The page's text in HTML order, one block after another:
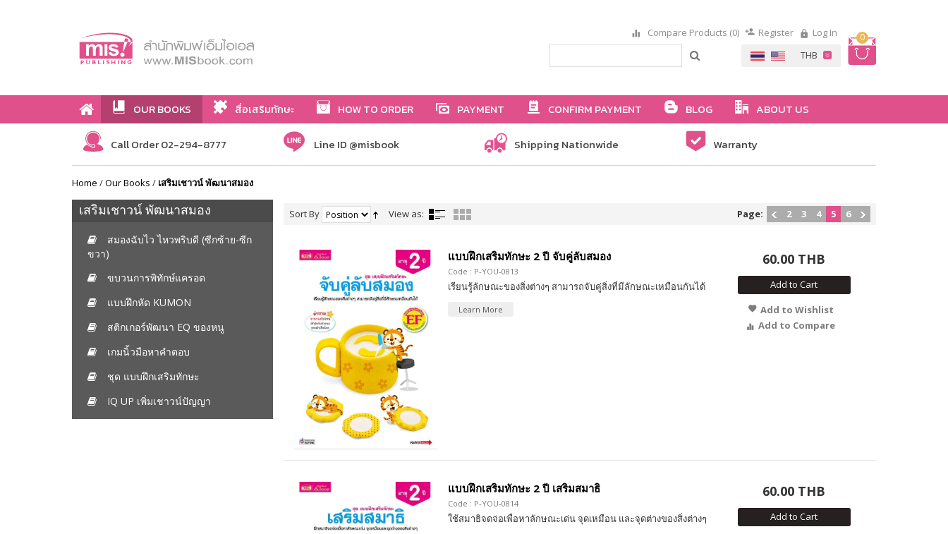
0
Compare Products (0) Register Log In
OUR BOOKS สื่อเสริมทักษะ HOW TO ORDER PAYMENT CONFIRM PAYMENT BLOG ABOUT US
Call Order 02-294-8777 Line ID @misbook Shipping Nationwide Warranty
Home /Our Books / เสริมเชาวน์ พัฒนาสมอง
เสริมเชาวน์ พัฒนาสมอง
สมองฉับไว ไหวพริบดี (ซีกซ้าย-ซีก
ขวา)
ขบวนการพิทักษ์แครอต
แบบฝึกหัด KUMON
สติกเกอร์พัฒนา EQ ของหนู
เกมนิ้วมือหาคำตอบ
ชุด แบบฝึกเสริมทักษะ
IQ UP เพิ่มเชาวน์ปัญญา
Sort By View as: Page: 2 3 4 5 6
แบบฝึกเสริมทักษะ 2 ปี จับคู่ลับสมอง
Code : P-YOU-0813
เรียนรู้ลักษณะของสิ่งต่างๆ สามารถจับคู่สิ่งที่มีลักษณะเหมือนกันได้
Learn More
60.00 THB
Add to Cart
Add to Wishlist
Add to Compare
แบบฝึกเสริมทักษะ 2 ปี เสริมสมาธิ
Code : P-YOU-0814
ใช้สมาธิจดจ่อเพื่อหาลักษณะเด่น จุดเหมือน และจุดต่างของสิ่งต่างๆ
60.00 THB
Add to Cart